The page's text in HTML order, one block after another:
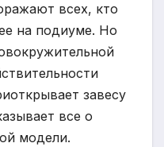
всех, кто
на подиуме. Но
завесу
все о
модели.